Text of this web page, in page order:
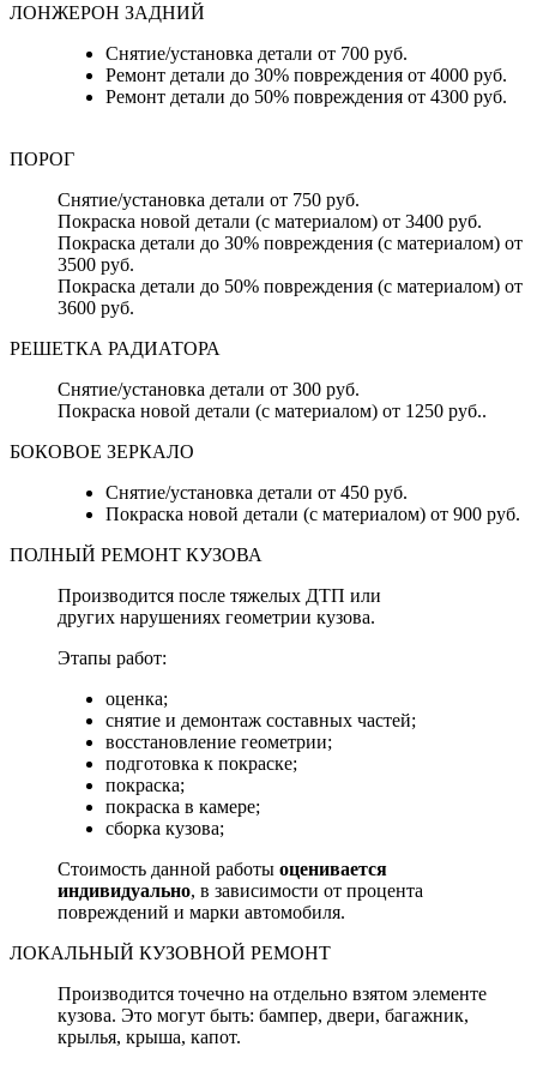
ЛОНЖЕРОН ЗАДНИЙ
Снятие/установка детали от 700 руб.
Ремонт детали до 30% повреждения от 4000 руб.
Ремонт детали до 50% повреждения от 4300 руб.
ПОРОГ
Снятие/установка детали от 750 руб.
Покраска новой детали (с материалом) от 3400 руб.
Покраска детали до 30% повреждения (с материалом) от
3500 руб.
Покраска детали до 50% повреждения (с материалом) от
3600 руб.
РЕШЕТКА РАДИАТОРА
Снятие/установка детали от 300 руб.
Покраска новой детали (с материалом) от 1250 руб..
БОКОВОЕ ЗЕРКАЛО
Снятие/установка детали от 450 руб.
Покраска новой детали (с материалом) от 900 руб.
ПОЛНЫЙ РЕМОНТ КУЗОВА
Производится после тяжелых ДТП или
других нарушениях геометрии кузова.
Этапы работ:
оценка;
снятие и демонтаж составных частей;
восстановление геометрии;
подготовка к покраске;
покраска;
покраска в камере;
сборка кузова;
Стоимость данной работы оценивается
индивидуально, в зависимости от процента
повреждений и марки автомобиля.
ЛОКАЛЬНЫЙ КУЗОВНОЙ РЕМОНТ
Производится точечно на отдельно взятом элементе
кузова. Это могут быть: бампер, двери, багажник,
крылья, крыша, капот.